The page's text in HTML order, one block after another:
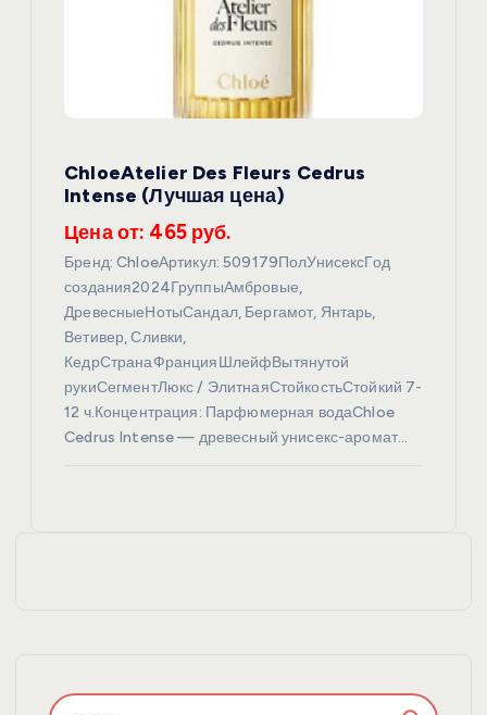
ChloeAtelier Des Fleurs Cedrus
Intense (Лучшая цена)
Цена от: 465 руб.
Бренд: ChloeАртикул: 509179ПолУнисексГод
создания2024ГруппыАмбровые,
ДревесныеНотыСандал, Бергамот, Янтарь,
Ветивер, Сливки,
КедрСтранаФранцияШлейфВытянутой
рукиСегментЛюкс / ЭлитнаяСтойкостьСтойкий 7-
12 ч.Концентрация: Парфюмерная водаChloe
Cedrus Intense — древесный унисекс-аромат…